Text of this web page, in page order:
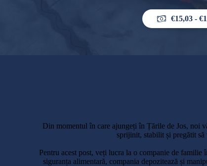
€15,03 -
Din momentul în care ajungeți în Țările de Jos, noi
sprijinit, stabilit și pregătit
Pentru acest post, veți lucra la o companie de
siguranța alimentară, compania depozitează și